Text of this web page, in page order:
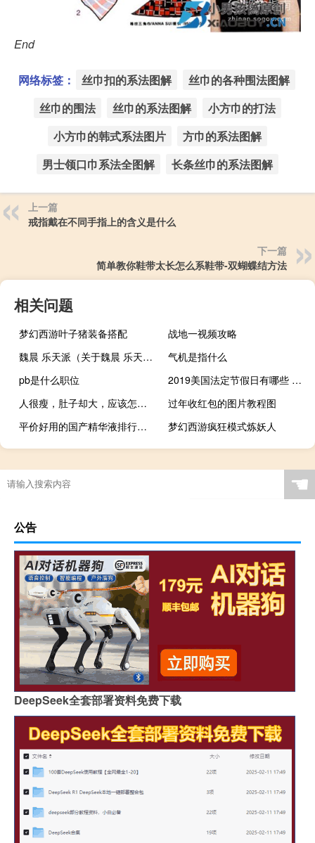
End
网络标签： 丝巾扣的系法图解
丝巾的各种围法图解
丝巾的围法
丝巾的系法图解
小方巾的打法
小方巾的韩式系法图片
方巾的系法图解
男士领口巾系法全图解
长条丝巾的系法图解
上一篇
戒指戴在不同手指上的含义是什么
下一篇
简单教你鞋带太长怎么系鞋带-双蝴蝶结方法
相关问题
梦幻西游叶子猪装备搭配
战地一视频攻略
魏晨 乐天派（关于魏晨 乐天派的介绍）
气机是指什么
pb是什么职位
2019美国法定节假日有哪些 2019美国放假安排
人很瘦，肚子却大，应该怎么减肚子？-1
过年收红包的图片教程图
平价好用的国产精华液排行榜10强
梦幻西游疯狂模式炼妖人
☚
公告
DeepSeek全套部署资料免费下载